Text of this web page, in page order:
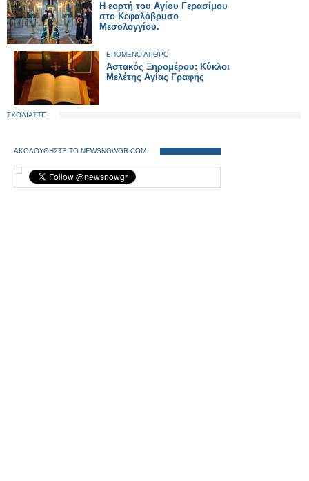
Η εορτή του Αγίου Γερασίμου
στο Κεφαλόβρυσο
Μεσολογγίου.
ΕΠΟΜΕΝΟ ΑΡΘΡΟ
Αστακός Ξηρομέρου: Κύκλοι
Μελέτης Αγίας Γραφής
ΣΧΟΛΙΑΣΤΕ
ΑΚΟΛΟΥΘΗΣΤΕ ΤΟ NEWSNOWGR.COM